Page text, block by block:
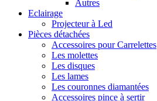
Autres
Eclairage
Projecteur à Led
Pièces détachées
Accessoires pour Carrelettes
Les molettes
Les disques
Les lames
Les couronnes diamantées
Accessoires pince à sertir